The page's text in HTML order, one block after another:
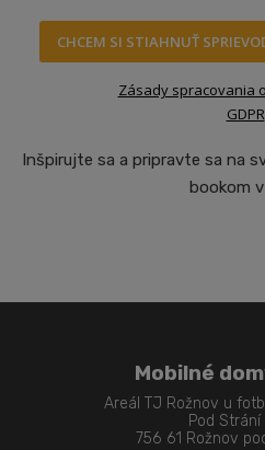
CHCEM SI STIAHNUŤ
Zásady spracovania
GDPR
Inšpirujte sa a pripravte sa na
bookom v
Mobilné
Areál TJ Rožnov u
Pod
756 61 Rožnov